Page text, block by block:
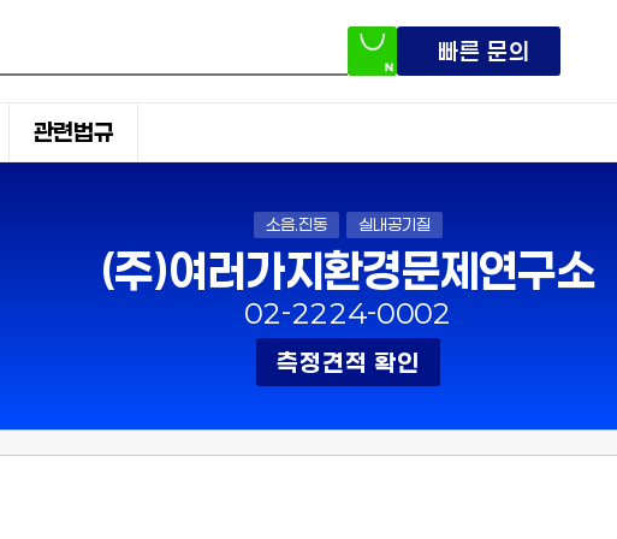
빠른 문의
관련법규
소음.진동 실내공기질
(주)여러가지환경문제연구소
02-2224-0002
측정견적 확인